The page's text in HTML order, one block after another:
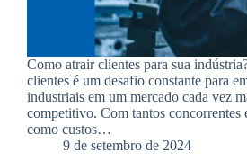
Como atrair clientes para sua
clientes é um desafio constante para
industriais em um mercado cada vez
competitivo. Com tantos concorrentes
como custos…
9 de setembro de 2024